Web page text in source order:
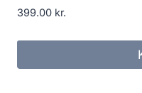
399.00 kr.